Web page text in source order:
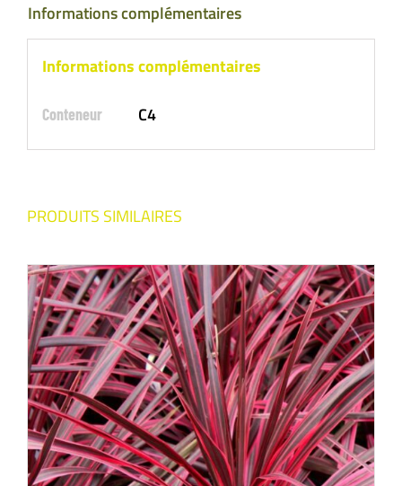
Informations complémentaires
Informations complémentaires
Conteneur C4
PRODUITS SIMILAIRES